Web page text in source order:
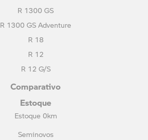
R 1300 GS
R 1300 GS Adventure
R 18
R 12
R 12 G/S
Comparativo
Estoque
Estoque 0km
Seminovos